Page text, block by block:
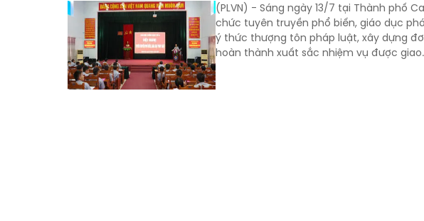
(PLVN) - Sáng ngày 13/7 tại Thành phố
chức tuyên truyền phổ biến, giáo dục
ý thức thượng tôn pháp luật, xây dựng
hoàn thành xuất sắc nhiệm vụ được giao.